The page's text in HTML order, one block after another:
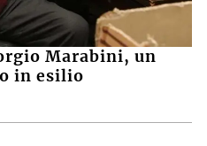
Marabini, un
in esilio